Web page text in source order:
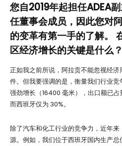
您自2019年起担任ADEA
任董事会成员，因此您对
的变革有第一手的了解。
区经济增长的关键是什么？
正如我之前所说，阿拉贡不能忽视经
件。但我要强调的是，衡量我们行业
强劲增长（16400 毫米），出口额已
而西班牙仅为 30%。
除了汽车和化工行业的竞争力，近年
源。例如，我们位于西班牙国内生产